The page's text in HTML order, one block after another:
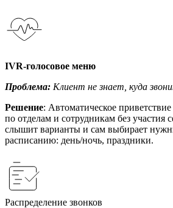
IVR-голосовое меню
Проблема: Клиент не знает, куда
Решение: Автоматическое
по отделам и сотрудникам без участия
слышит варианты и сам выбирает
расписанию: день/ночь, праздники.
Распределение звонков